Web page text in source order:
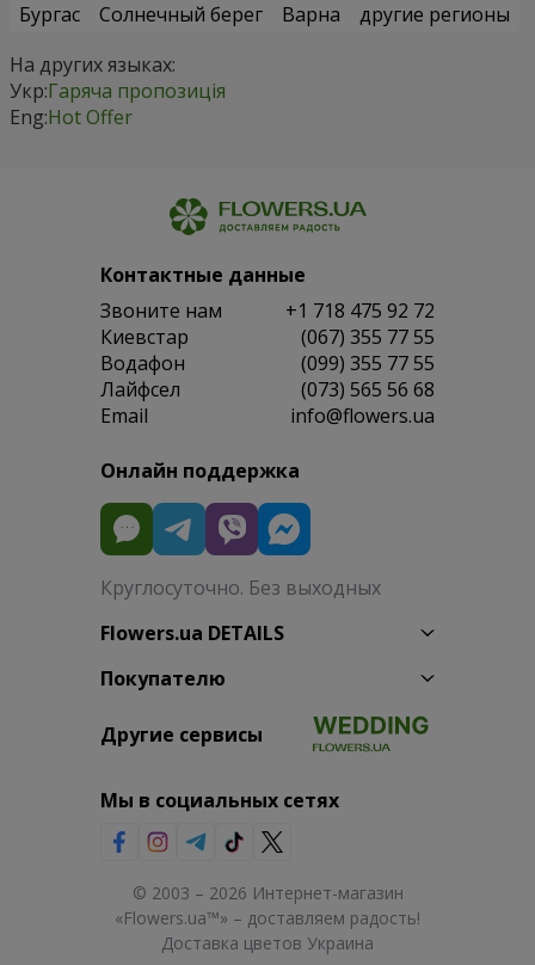
Бургас
Солнечный берег Варна
другие регионы
На других языках:
Укр:Гаряча пропозиція
Eng:Hot Offer
Контактные данные
Звоните нам
+1 718 475 92 72
Киевстар
(067) 355 77 55
Водафон
(099) 355 77 55
Лайфсел
(073) 565 56 68
Email
info@flowers.ua
Онлайн поддержка
Круглосуточно. Без выходных
Flowers.ua DETAILS
Покупателю
Другие сервисы
Мы в социальных сетях
© 2003 – 2026 Интернет-магазин
«Flowers.ua™» – доставляем радость!
Доставка цветов Украина